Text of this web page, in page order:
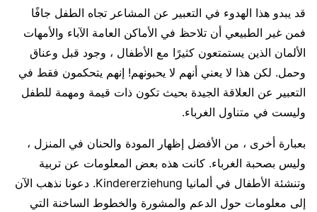
قد يبدو هذا الهدوء في التعبير عن المشاعر تجاه الطفل جافًا
فمن غير الطبيعي أن تلاحظ في الأماكن العامة الآباء والأمهات
الألمان الذين يستمتعون كثيرًا مع الأطفال ، وجود قبل وعناق
وحمل. لكن هذا لا يعني أنهم لا يحبونهم! إنهم يتحكمون فقط في
التعبير عن العلاقة الجيدة بحيث تكون ذات قيمة ومهمة للطفل
وليست في متناول الغرباء.
بعبارة أخرى ، من الأفضل إظهار المودة والحنان في المنزل ،
وليس بصحبة الغرباء. كانت هذه بعض المعلومات عن تربية
وتنشئة الأطفال في ألمانيا Kindererziehung. دعونا نذهب الآن
إلى معلومات حول الدعم والمشورة والخطوط الساخنة التي